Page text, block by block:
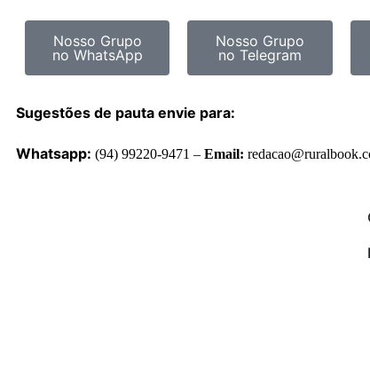
Nosso Grupo
no WhatsApp
Nosso Grupo
no Telegram
Sugestões de pauta envie para:
Whatsapp: (94) 99220-9471 – Email: